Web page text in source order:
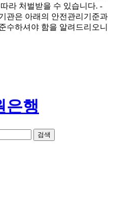
라 처벌받을 수 있습니다. -
관은 아래의 안전관리기준과
수하셔야 함을 알려드리오니
은행